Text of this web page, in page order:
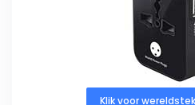
Klik voor